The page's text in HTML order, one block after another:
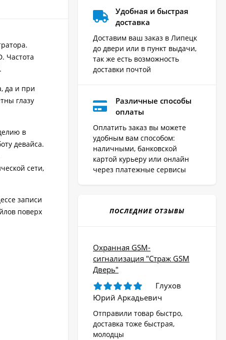
Частота
да и при
глазу
в
девайса.
сети,
записи
поверх
Удобная и быстрая
доставка
Доставим ваш заказ в Липецк
до двери или в пункт выдачи,
так же есть возможность
доставки почтой
Различные способы
оплаты
Оплатить заказ вы можете
удобным вам способом:
наличными, банковской
картой курьеру или онлайн
через платежные сервисы
ПОСЛЕДНИЕ ОТЗЫВЫ
Охранная GSM-
сигнализация "Страж GSM
Дверь"
Глухов
Юрий Аркадьевич
Отправили товар быстро,
доставка тоже быстрая,
молодцы